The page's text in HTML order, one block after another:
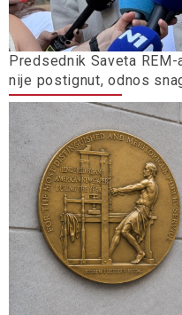
Predsednik Saveta
nije postignut, odnos